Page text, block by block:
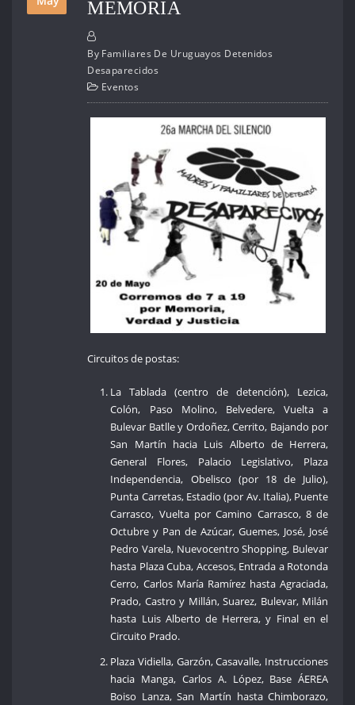
MEMORIA
By Familiares De Uruguayos Detenidos
Desaparecidos
Eventos
Circuitos de postas:
La Tablada (centro de detención), Lezica,
Colón, Paso Molino, Belvedere, Vuelta a
Bulevar Batlle y Ordoñez, Cerrito, Bajando por
San Martín hacia Luis Alberto de Herrera,
General Flores, Palacio Legislativo, Plaza
Independencia, Obelisco (por 18 de Julio),
Punta Carretas, Estadio (por Av. Italia), Puente
Carrasco, Vuelta por Camino Carrasco, 8 de
Octubre y Pan de Azúcar, Guemes, José, José
Pedro Varela, Nuevocentro Shopping, Bulevar
hasta Plaza Cuba, Accesos, Entrada a Rotonda
Cerro, Carlos María Ramírez hasta Agraciada,
Prado, Castro y Millán, Suarez, Bulevar, Milán
hasta Luis Alberto de Herrera, y Final en el
Circuito Prado.
Plaza Vidiella, Garzón, Casavalle, Instrucciones
hacia Manga, Carlos A. López, Base ÁEREA
Boiso Lanza, San Martín hasta Chimborazo,